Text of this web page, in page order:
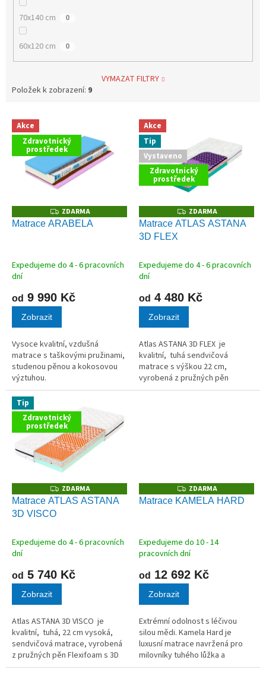
70x140 cm 0
60x120 cm 0
VYMAZAT FILTRY
Položek k zobrazení: 9
V Akce
Zdravotnický
prostředek
Z
D
A
ZDARMA
Matrace ARABELA
Expedujeme do 4 - 6 pracovních
dní
od 9 990 Kč
Zobrazit
Vysoce kvalitní, vzdušná
matrace s taškovými pružinami,
studenou pěnou a kokosovou
výztuhou.
Akce
Tip
Vystaveno
Zdravotnický
prostředek
Z
D
A
ZDARMA
Matrace ATLAS ASTANA
3D FLEX
Expedujeme do 4 - 6 pracovních
dní
od 4 480 Kč
Zobrazit
Atlas ASTANA 3D FLEX je
kvalitní, tuhá sendvičová
matrace s výškou 22 cm,
vyrobená z pružných pěn
Flexifoam s 3D Rainbow
Tip
Zdravotnický
prostředek
Z
D
A
ZDARMA
Matrace ATLAS ASTANA
3D VISCO
Expedujeme do 4 - 6 pracovních
dní
od 5 740 Kč
Zobrazit
Atlas ASTANA 3D VISCO je
kvalitní, tuhá, 22 cm vysoká,
sendvičová matrace, vyrobená
z pružných pěn Flexifoam s 3D
Raingov technologií s
Z
D
A
ZDARMA
Matrace KAMELA HARD
Expedujeme do 10 - 14
pracovních dní
od 12 692 Kč
Zobrazit
Extrémní odolnost s léčivou
silou mědi. Kamela Hard je
luxusní matrace navržená pro
milovníky tuhého lůžka a
maximální životnosti. Unikátní